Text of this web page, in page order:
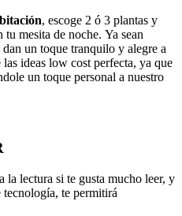
, escoge 2 ó 3 plantas y
mesita de noche. Ya sean
un toque tranquilo y alegre a
ideas low cost perfecta, ya que
un toque personal a nuestro
lectura si te gusta mucho leer, y
tecnología, te permitirá